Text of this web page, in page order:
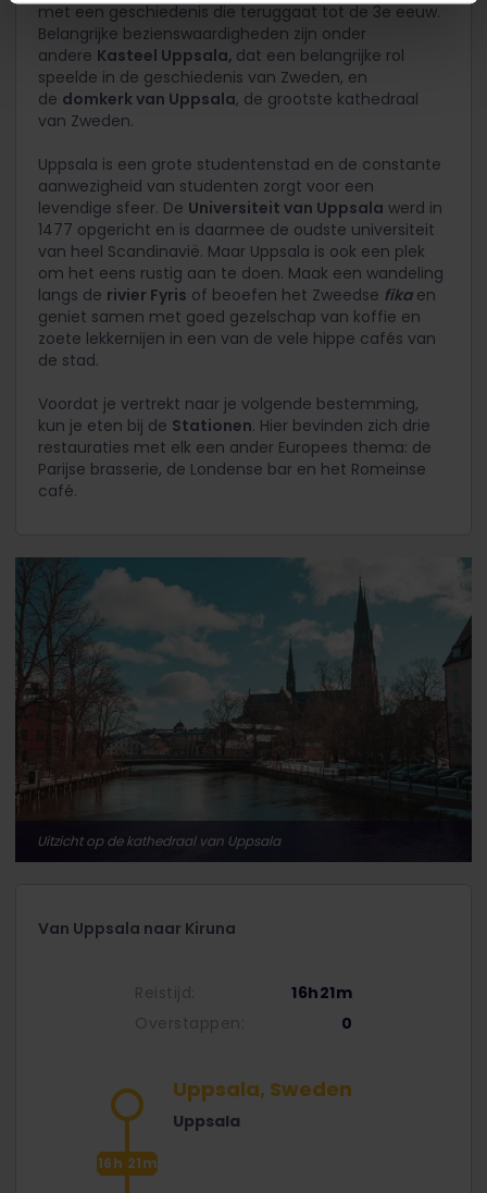
met een geschiedenis die teruggaat tot de 3e eeuw.
Belangrijke bezienswaardigheden zijn onder
andere Kasteel Uppsala, dat een belangrijke rol
speelde in de geschiedenis van Zweden, en
de domkerk van Uppsala, de grootste kathedraal
van Zweden.
Uppsala is een grote studentenstad en de constante
aanwezigheid van studenten zorgt voor een
levendige sfeer. De Universiteit van Uppsala werd in
1477 opgericht en is daarmee de oudste universiteit
van heel Scandinavië. Maar Uppsala is ook een plek
om het eens rustig aan te doen. Maak een wandeling
langs de rivier Fyris of beoefen het Zweedse fikaen
geniet samen met goed gezelschap van koffie en
zoete lekkernijen in een van de vele hippe cafés van
de stad.
Voordat je vertrekt naar je volgende bestemming,
kun je eten bij de Stationen. Hier bevinden zich drie
restauraties met elk een ander Europees thema: de
Parijse brasserie, de Londense bar en het Romeinse
café.
Uitzicht op de kathedraal van Uppsala
Van Uppsala naar Kiruna
Reistijd:
16h21m
Overstappen:
0
Uppsala, Sweden
Uppsala
16h 21m